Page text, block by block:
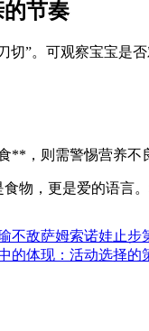
节奏
切”。可观察宝宝是
**，则需警惕营养不
物，更是爱的语言
不敌萨姆索诺娃止步
的体现：活动选择的